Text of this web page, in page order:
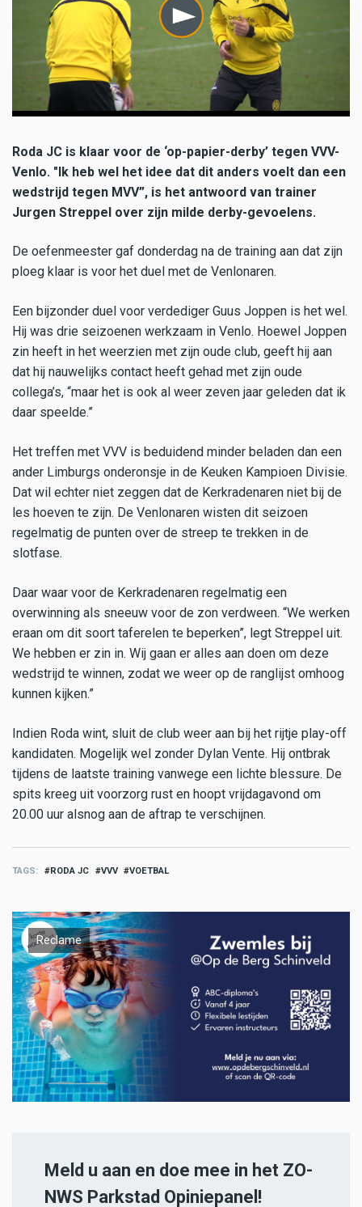
Roda JC is klaar voor de ‘op-papier-derby’ tegen VVV-
Venlo. "Ik heb wel het idee dat dit anders voelt dan een
wedstrijd tegen MVV”, is het antwoord van trainer
Jurgen Streppel over zijn milde derby-gevoelens.
De oefenmeester gaf donderdag na de training aan dat zijn
ploeg klaar is voor het duel met de Venlonaren.
Een bijzonder duel voor verdediger Guus Joppen is het wel.
Hij was drie seizoenen werkzaam in Venlo. Hoewel Joppen
zin heeft in het weerzien met zijn oude club, geeft hij aan
dat hij nauwelijks contact heeft gehad met zijn oude
collega’s, “maar het is ook al weer zeven jaar geleden dat ik
daar speelde.”
Het treffen met VVV is beduidend minder beladen dan een
ander Limburgs onderonsje in de Keuken Kampioen Divisie.
Dat wil echter niet zeggen dat de Kerkradenaren niet bij de
les hoeven te zijn. De Venlonaren wisten dit seizoen
regelmatig de punten over de streep te trekken in de
slotfase.
Daar waar voor de Kerkradenaren regelmatig een
overwinning als sneeuw voor de zon verdween. “We werken
eraan om dit soort taferelen te beperken”, legt Streppel uit.
We hebben er zin in. Wij gaan er alles aan doen om deze
wedstrijd te winnen, zodat we weer op de ranglijst omhoog
kunnen kijken.”
Indien Roda wint, sluit de club weer aan bij het rijtje play-off
kandidaten. Mogelijk wel zonder Dylan Vente. Hij ontbrak
tijdens de laatste training vanwege een lichte blessure. De
spits kreeg uit voorzorg rust en hoopt vrijdagavond om
20.00 uur alsnog aan de aftrap te verschijnen.
TAGS RODA JC VVV VOETBAL
Reclame
Meld u aan en doe mee in het ZO-
NWS Parkstad Opiniepanel!